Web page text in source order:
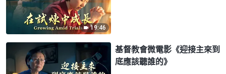
19:46
基督教會微電影《迎接主來到
底應該聽誰的》